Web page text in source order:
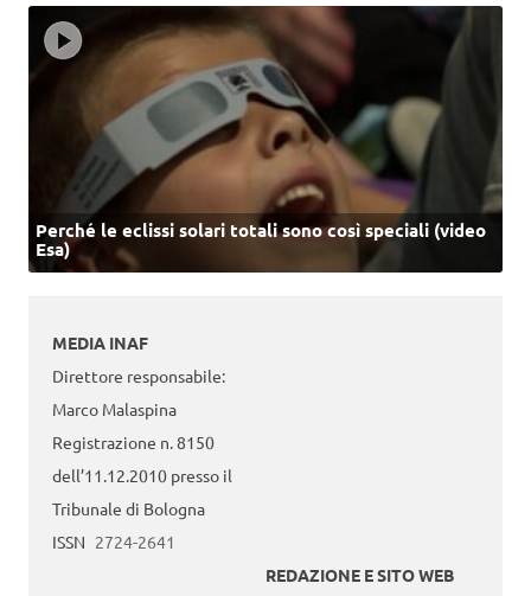
Perché le eclissi solari totali sono così speciali (video
Esa)
MEDIA INAF
Direttore responsabile:
Marco Malaspina
Registrazione n. 8150
dell’11.12.2010 presso il
Tribunale di Bologna
ISSN 2724-2641
REDAZIONE E SITO WEB